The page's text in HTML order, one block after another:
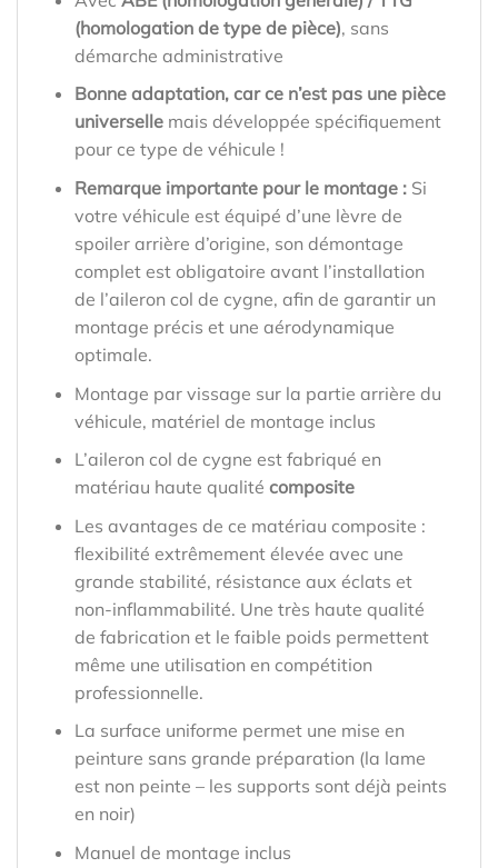
(homologation de type de pièce), sans
démarche administrative
Bonne adaptation, car ce n’est pas une pièce
universellemais développée spécifiquement
pour ce type de véhicule !
Remarque importante pour le montage : Si
votre véhicule est équipé d’une lèvre de
spoiler arrière d’origine, son démontage
complet est obligatoire avant l’installation
de l’aileron col de cygne, afin de garantir un
montage précis et une aérodynamique
optimale.
Montage par vissage sur la partie arrière du
véhicule, matériel de montage inclus
L’aileron col de cygne est fabriqué en
matériau haute qualité composite
Les avantages de ce matériau composite :
flexibilité extrêmement élevée avec une
grande stabilité, résistance aux éclats et
non-inflammabilité. Une très haute qualité
de fabrication et le faible poids permettent
même une utilisation en compétition
professionnelle.
La surface uniforme permet une mise en
peinture sans grande préparation (la lame
est non peinte – les supports sont déjà peints
en noir)
Manuel de montage inclus